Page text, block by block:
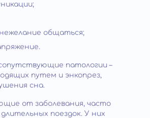
общаться;
патологии –
путем и энкопрез,
сна.
от заболевания, часто
поездок. У них